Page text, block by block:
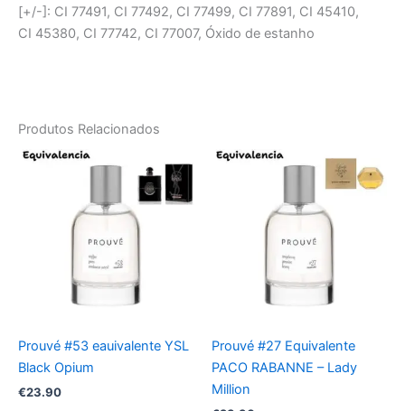
[+/-]: CI 77491, CI 77492, CI 77499, CI 77891, CI 45410,
CI 45380, CI 77742, CI 77007, Óxido de estanho
Produtos Relacionados
Prouvé #53 eauivalente YSL
Black Opium
€23.90
Prouvé #27 Equivalente
PACO RABANNE – Lady
Million